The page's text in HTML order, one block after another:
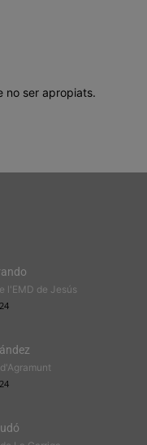
no ser apropiats.
l'EMD de Jesús